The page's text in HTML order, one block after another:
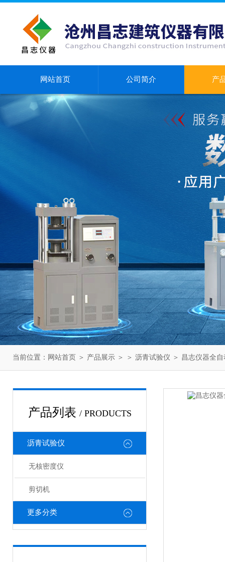
网站首页 公司简介 产
当前位置： 网站首页 ＞ 产品展示 ＞ ＞ 沥青试验仪 ＞ 昌志仪器全
产品列表 / PRODUCTS
沥青试验仪
无核密度仪
剪切机
更多分类